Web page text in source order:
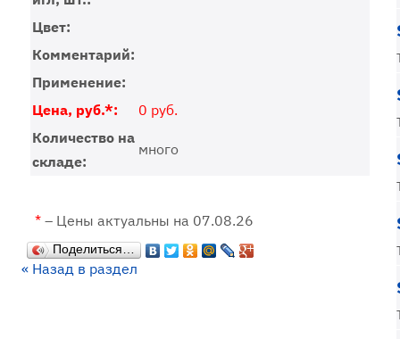
Цвет:
Комментарий:
Применение:
Цена, руб.*:
0 руб.
Количество на
складе:
много
* – Цены актуальны на 07.08.26
Поделиться…
« Назад в раздел